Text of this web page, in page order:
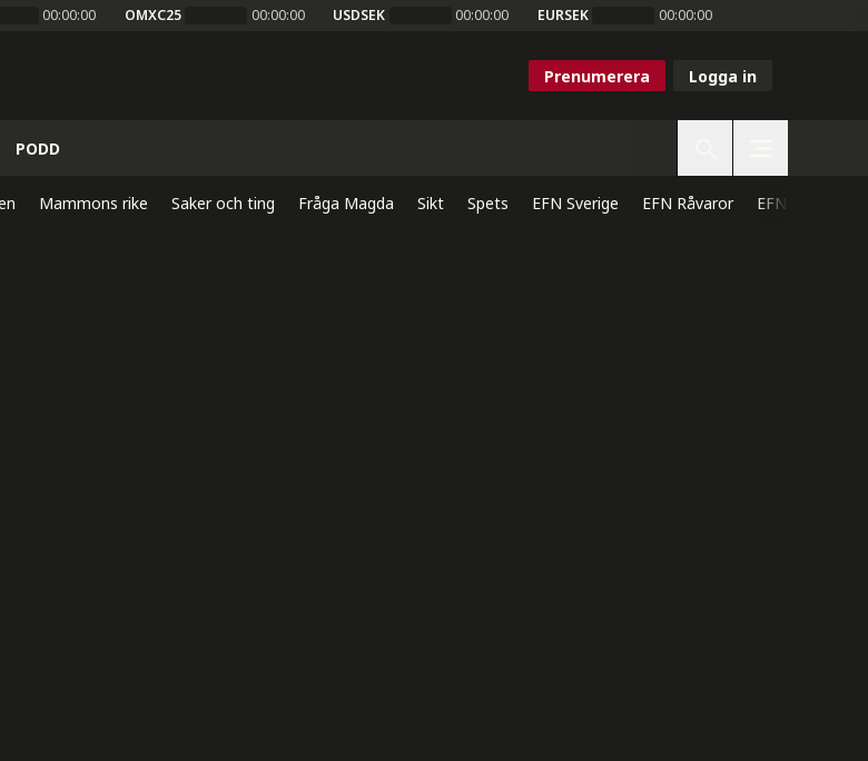
00:00:00 OMXC25 00:00:00 USDSEK 00:00:00 EURSEK 00:00:00
Prenumerera Logga in
PODD
Mammons rike Saker och ting Fråga Magda Sikt Spets EFN Sverige EFN Råvaror EFN Direkt